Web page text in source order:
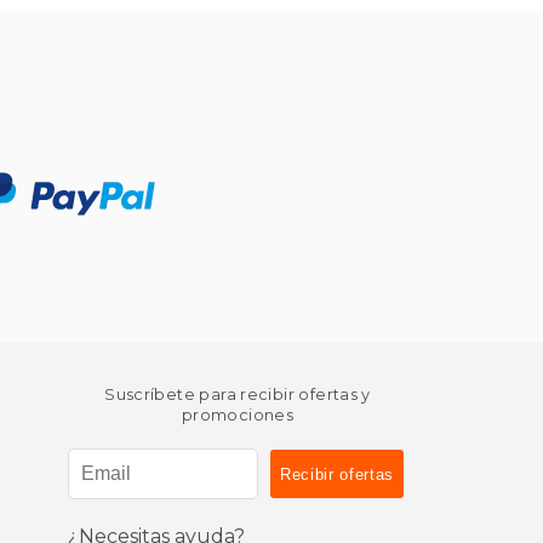
Suscríbete para recibir ofertas y
promociones
¿Necesitas ayuda?